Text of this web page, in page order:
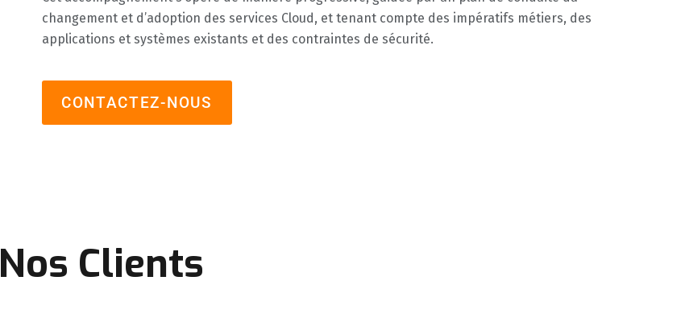
changement et d’adoption des services Cloud, et tenant compte des impératifs métiers, des
applications et systèmes existants et des contraintes de sécurité.
CONTACTEZ-NOUS
Nos Clients